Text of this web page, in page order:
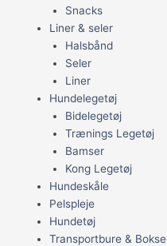
Snacks
Liner & seler
Halsbånd
Seler
Liner
Hundelegetøj
Bidelegetøj
Trænings Legetøj
Bamser
Kong Legetøj
Hundeskåle
Pelspleje
Hundetøj
Transportbure & Bokse